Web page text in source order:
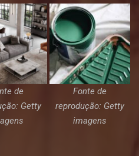
de
Getty
Fonte de
reprodução: Getty
imagens